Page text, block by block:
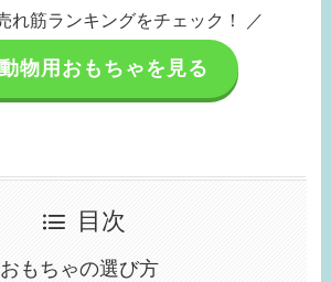
れ筋ランキングをチェック！ ／
物用おもちゃを見る
目次
もちゃの選び方